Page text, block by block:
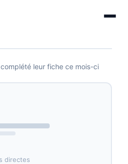
leur fiche ce mois-ci
directes